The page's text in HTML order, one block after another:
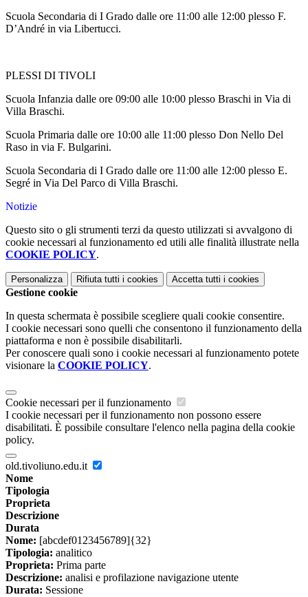
Scuola Secondaria di I Grado dalle ore 11:00 alle 12:00 plesso F.
D’André in via Libertucci.
PLESSI DI TIVOLI
Scuola Infanzia dalle ore 09:00 alle 10:00 plesso Braschi in Via di
Villa Braschi.
Scuola Primaria dalle ore 10:00 alle 11:00 plesso Don Nello Del
Raso in via F. Bulgarini.
Scuola Secondaria di I Grado dalle ore 11:00 alle 12:00 plesso E.
Segré in Via Del Parco di Villa Braschi.
Notizie
Questo sito o gli strumenti terzi da questo utilizzati si avvalgono di
cookie necessari al funzionamento ed utili alle finalità illustrate nella
COOKIE POLICY.
Personalizza Rifiuta tutti i cookies Accetta tutti i cookies
Gestione cookie
In questa schermata è possibile scegliere quali cookie consentire.
I cookie necessari sono quelli che consentono il funzionamento della
piattaforma e non è possibile disabilitarli.
Per conoscere quali sono i cookie necessari al funzionamento potete
visionare la COOKIE POLICY.
Cookie necessari per il funzionamento
I cookie necessari per il funzionamento non possono essere
disabilitati. È possibile consultare l'elenco nella pagina della cookie
policy.
old.tivoliuno.edu.it
Nome
Tipologia
Proprieta
Descrizione
Durata
Nome: [abcdef0123456789]{32}
Tipologia: analitico
Proprieta: Prima parte
Descrizione: analisi e profilazione navigazione utente
Durata: Sessione